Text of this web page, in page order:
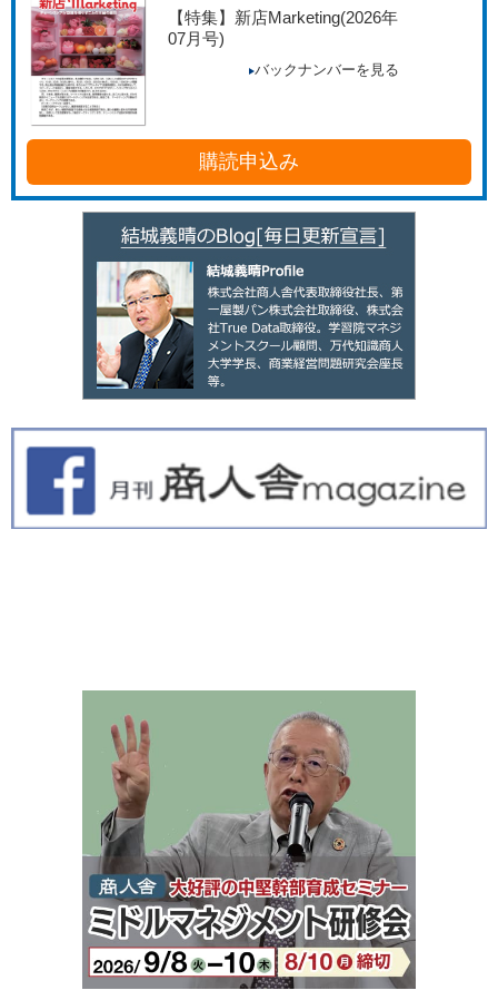
【特集】新店Marketing(2026年
07月号)
バックナンバーを見る
購読申込み